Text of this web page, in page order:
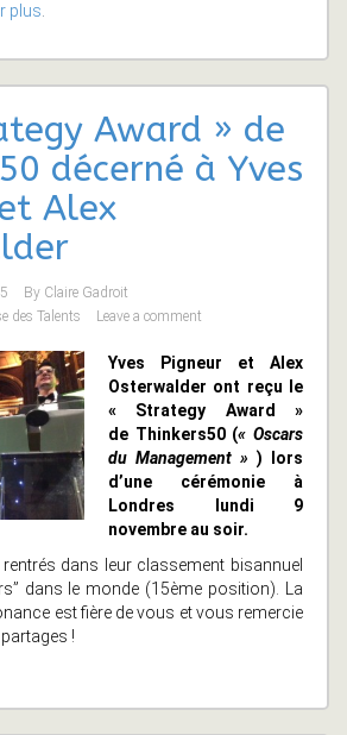
plus
Award » de
décerné à Yves
Alex
By Claire Gadroit
des Talents Leave a comment
Yves Pigneur et Alex
Osterwalder ont reçu le
« Strategy Award »
de Thinkers50 (« Oscars
du Management » ) lors
d’une cérémonie à
Londres lundi 9
novembre au soir.
rentrés dans leur classement bisannuel
dans le monde (15ème position). La
est fière de vous et vous remercie
!